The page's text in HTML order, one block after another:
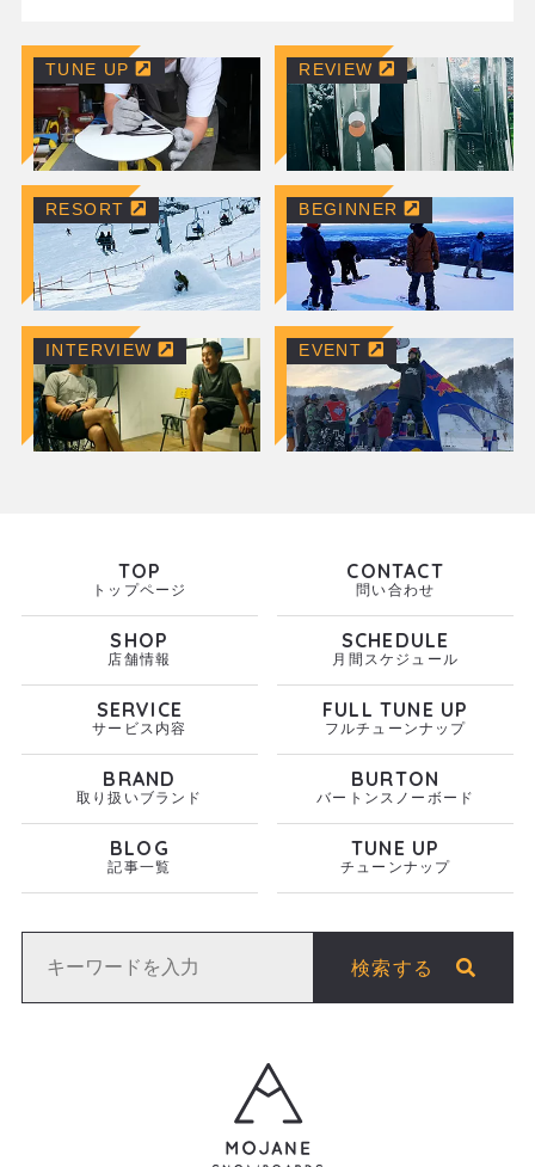
TUNE UP REVIEW
RESORT BEGINNER
INTERVIEW EVENT
TOP
トップページ
SHOP
店舗情報
SERVICE
サービス内容
BRAND
取り扱いブランド
BLOG
記事一覧
CONTACT
問い合わせ
SCHEDULE
月間スケジュール
FULL TUNE UP
フルチューンナップ
BURTON
バートンスノーボード
TUNE UP
チューンナップ
検索する